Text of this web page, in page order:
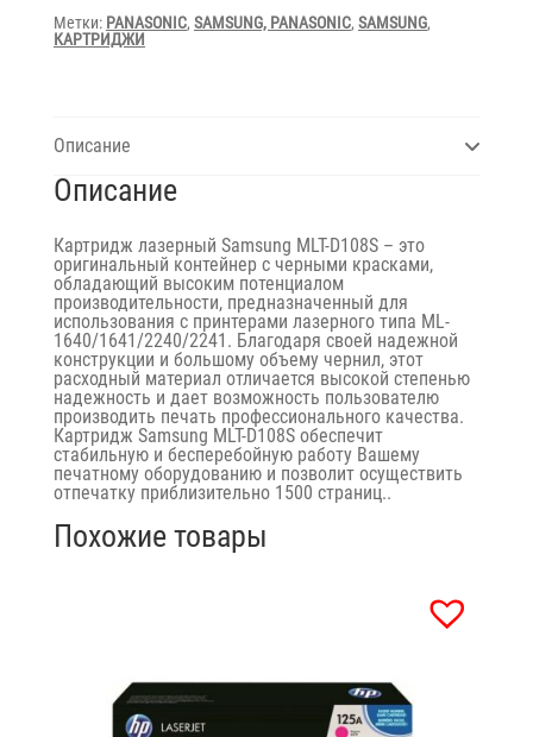
Метки: PANASONIC, SAMSUNG, PANASONIC, SAMSUNG,
КАРТРИДЖИ
Описание
Описание
Картридж лазерный Samsung MLT-D108S – это
оригинальный контейнер с черными красками,
обладающий высоким потенциалом
производительности, предназначенный для
использования с принтерами лазерного типа ML-
1640/1641/2240/2241. Благодаря своей надежной
конструкции и большому объему чернил, этот
расходный материал отличается высокой степенью
надежность и дает возможность пользователю
производить печать профессионального качества.
Картридж Samsung MLT-D108S обеспечит
стабильную и бесперебойную работу Вашему
печатному оборудованию и позволит осуществить
отпечатку приблизительно 1500 страниц..
Похожие товары